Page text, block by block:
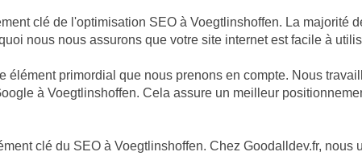
clé de l'optimisation SEO à Voegtlinshoffen. La majorité
nous nous assurons que votre site internet est facile à
élément primordial que nous prenons en compte. Nous
à Voegtlinshoffen. Cela assure un meilleur
clé du SEO à Voegtlinshoffen. Chez Goodalldev.fr,